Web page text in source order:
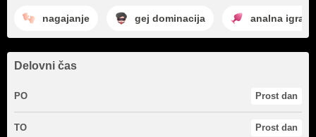
nagajanje gej dominacija analna igra
Delovni čas
PO Prost dan
TO Prost dan